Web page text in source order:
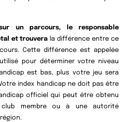
un parcours, le responsable
et trouvera la différence entre ce
Cette différence est appelée
pour déterminer votre niveau
est bas, plus votre jeu sera
index handicap ne doit pas être
officiel qui peut être obtenu
membre ou à une autorité